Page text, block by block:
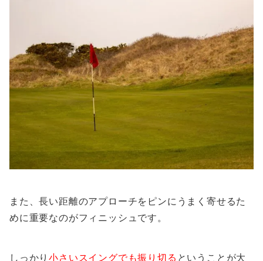
また、長い距離のアプローチをピンにうまく寄せるた
めに重要なのがフィニッシュです。
しっかり小さいスイングでも振り切る ということが大